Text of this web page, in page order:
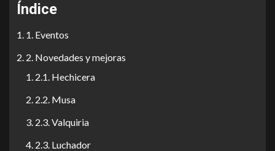
Índice
1. Eventos
2. Novedades y mejoras
2.1. Hechicera
2.2. Musa
2.3. Valquiria
2.3. Luchador